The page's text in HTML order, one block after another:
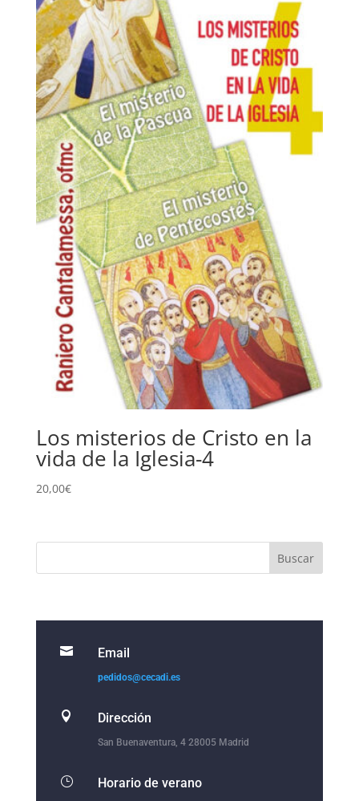
Los misterios de Cristo en la
vida de la Iglesia-4
20,00€
 Email
pedidos@cecadi.es
 Dirección
San Buenaventura, 4 28005 Madrid
} Horario de verano